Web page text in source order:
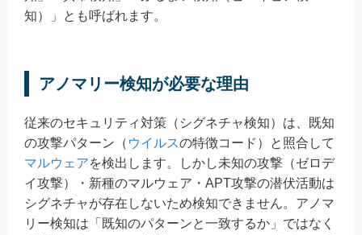
知）」とも呼ばれます。
アノマリー検知が必要な理由
従来のセキュリティ対策（シグネチャ検知）は、既知
の攻撃パターン（ ウイルスの特徴コード）と照合して
マルウェアを検出します。しかし未知の攻撃（ゼロデ
イ攻撃）・新種のマルウェア・APT攻撃の潜伏活動は
シグネチャが存在しないため検知できません。アノマ
リー検知は「既知のパターンと一致するか」ではなく